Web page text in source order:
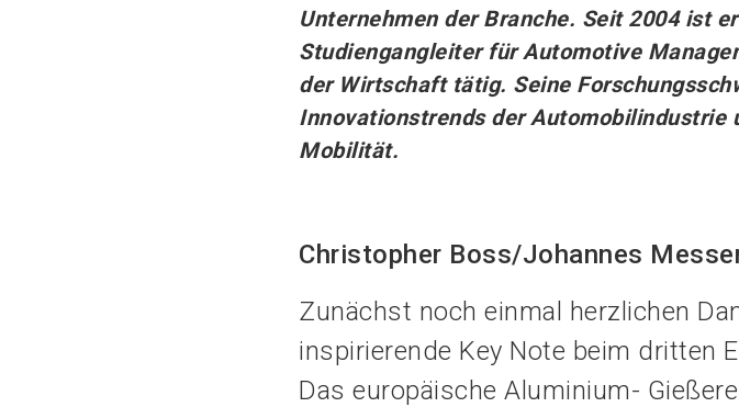
Unternehmen der Branche. Seit 2004 ist
Studiengangleiter für Automotive
der Wirtschaft tätig. Seine
Innovationstrends der Automobilindustrie
Mobilität.
Christopher Boss/Johannes
Zunächst noch einmal herzlichen
inspirierende Key Note beim dritten
Das europäische Aluminium-